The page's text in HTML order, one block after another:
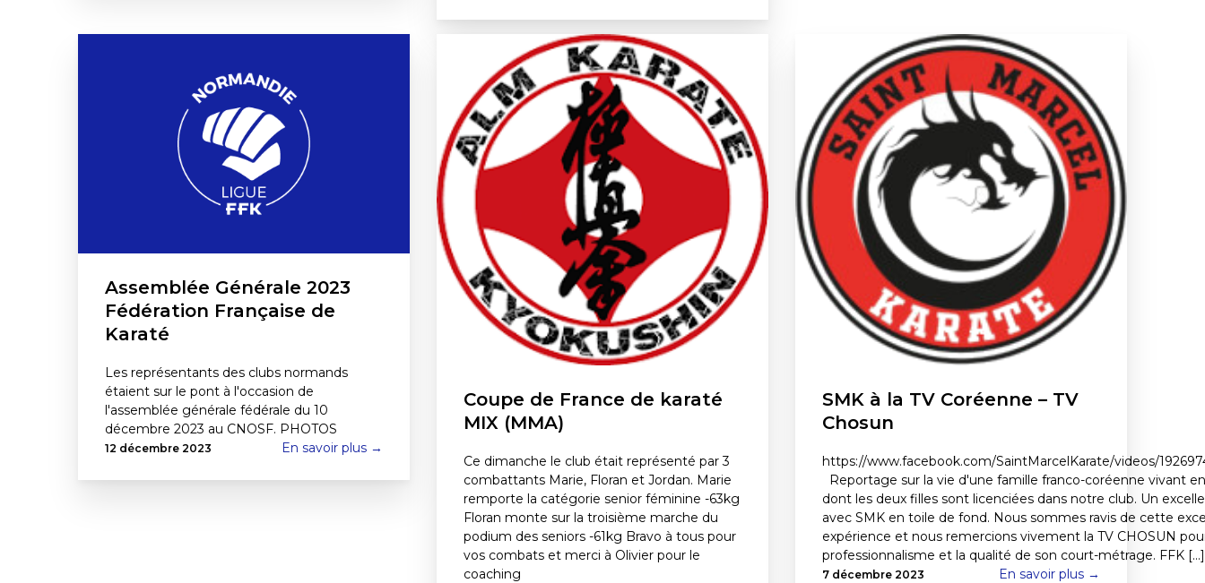
Assemblée Générale 2023
Fédération Française de
Karaté
Les représentants des clubs normands
étaient sur le pont à l'occasion de
l'assemblée générale fédérale du 10
décembre 2023 au CNOSF. PHOTOS
12 décembre 2023 En savoir plus →
Coupe de France de karaté
MIX (MMA)
Ce dimanche le club était représenté par 3
combattants Marie, Floran et Jordan. Marie
remporte la catégorie senior féminine -63kg
Floran monte sur la troisième marche du
podium des seniors -61kg Bravo à tous pour
vos combats et merci à Olivier pour le
coaching
SMK à la TV Coréenne – TV
Chosun
https://www.facebook.com/SaintMarcelKarate/videos/
Reportage sur la vie d'une famille franco-coréenne vivant
dont les deux filles sont licenciées dans notre club. Un
avec SMK en toile de fond. Nous sommes ravis de cette
expérience et nous remercions vivement la TV CHOSUN
professionnalisme et la qualité de son court-métrage. FFK [...]
7 décembre 2023 En savoir plus →